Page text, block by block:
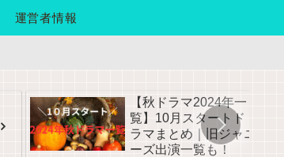
運営者情報
【秋ドラマ2024年一
覧】10月スタートド
ラマまとめ｜旧ジャニ
ーズ出演一覧も！